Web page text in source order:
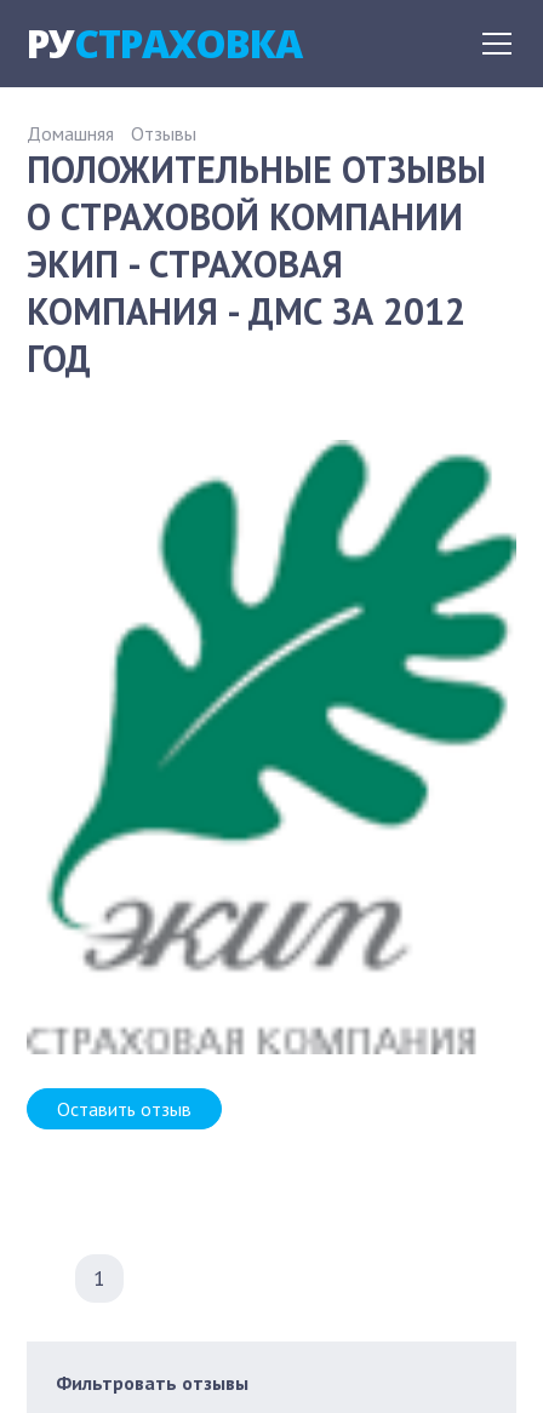
РУСТРАХОВКА
Домашняя Отзывы
ПОЛОЖИТЕЛЬНЫЕ ОТЗЫВЫ
О СТРАХОВОЙ КОМПАНИИ
ЭКИП - СТРАХОВАЯ
КОМПАНИЯ - ДМС ЗА 2012
ГОД
Оставить отзыв
1
Фильтровать отзывы